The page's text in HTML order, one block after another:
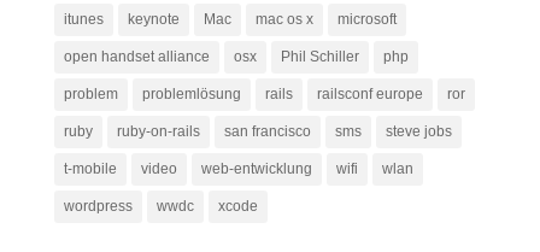
itunes keynote Mac mac os x microsoft
open handset alliance osx Phil Schiller php
problem problemlösung rails railsconf europe ror
ruby ruby-on-rails san francisco sms steve jobs
t-mobile video web-entwicklung wifi wlan
wordpress wwdc xcode